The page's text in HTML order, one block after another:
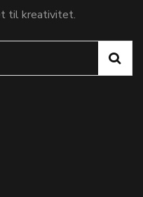
til kreativitet.